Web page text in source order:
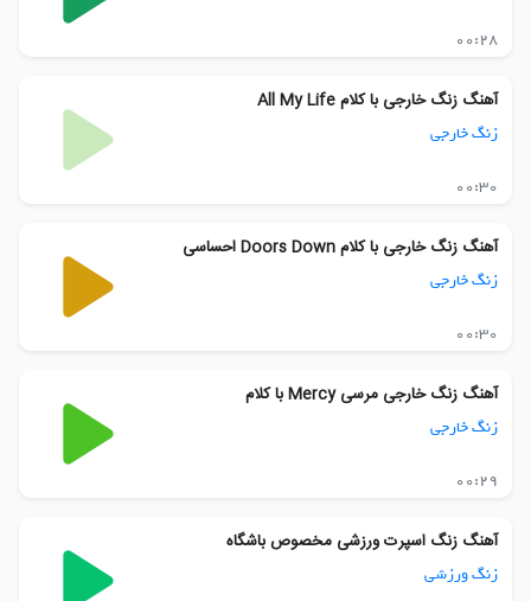
00:28
آهنگ زنگ خارجی با کلام All My Life
زنگ خارجی
00:30
آهنگ زنگ خارجی با کلام Doors Down احساسی
زنگ خارجی
00:30
آهنگ زنگ خارجی مرسی Mercy با کلام
زنگ خارجی
00:29
آهنگ زنگ اسپرت ورزشی مخصوص باشگاه
زنگ ورزشی